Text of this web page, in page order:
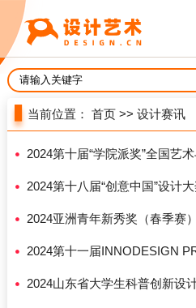
当前位置：首页 >>设计赛讯
2024第十届“学院派奖”全国艺术
2024第十八届“创意中国”设计
2024亚洲青年新秀奖（春季赛
2024第十一届INNODESIGN PRIZE
2024山东省大学生科普创新设